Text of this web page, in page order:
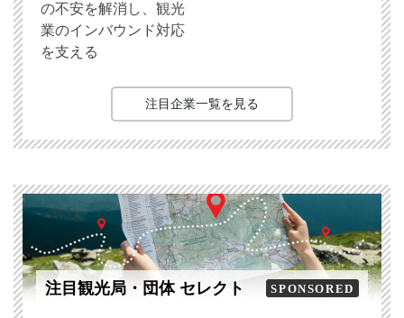
の不安を解消し、観光
業のインバウンド対応
を支える
注目企業一覧を見る
注目観光局・団体 セレクト SPONSORED